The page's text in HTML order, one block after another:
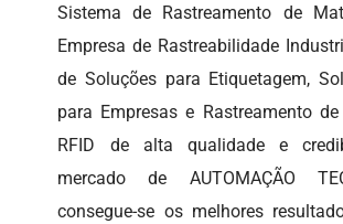
Sistema de Rastreamento de
Empresa de Rastreabilidade
de Soluções para Etiquetagem,
para Empresas e Rastreamento
RFID de alta qualidade e
mercado de AUTOMAÇÃO
consegue-se os melhores